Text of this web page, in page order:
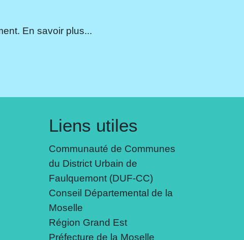
En savoir plus...
Liens utiles
Communauté de Communes
du District Urbain de
Faulquemont (DUF-CC)
Conseil Départemental de la
Moselle
Région Grand Est
Préfecture de la Moselle